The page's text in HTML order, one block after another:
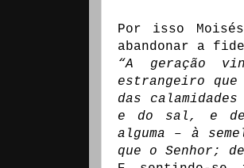
Por isso
abandonar a
“A geração
estrangeiro
das
e do sal, e
alguma – à
que o Senhor;